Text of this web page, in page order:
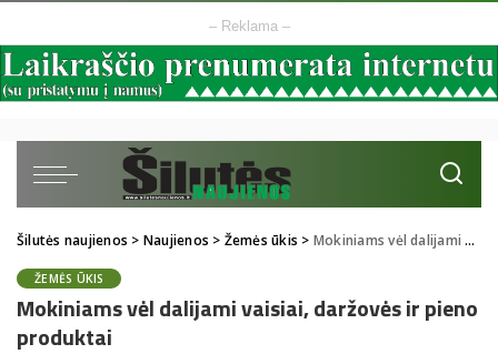
– Reklama –
Šilutės naujienos > Naujienos > Žemės ūkis > Mokiniams vėl dalijami vaisiai, daržovės ir pieno produktai
ŽEMĖS ŪKIS
Mokiniams vėl dalijami vaisiai, daržovės ir pieno
produktai